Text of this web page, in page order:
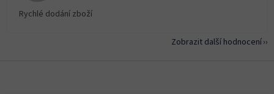
Rychlé dodání zboží
Zobrazit další hodnocení